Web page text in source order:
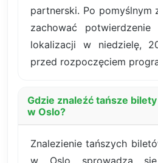
partnerski. Po pomyślnym
zachować
lokalizacji w niedzielę,
przed rozpoczęciem
Gdzie znaleźć tańsze
w Oslo?
Znalezienie tańszych
w Oslo sprowadza